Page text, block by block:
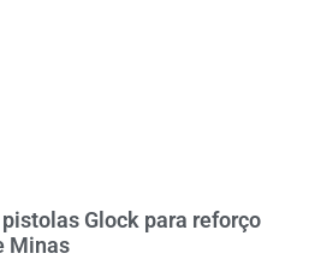
Glock para reforço
Minas